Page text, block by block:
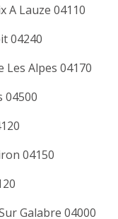
A Lauze 04110
04240
Les Alpes 04170
04500
04150
Galabre 04000